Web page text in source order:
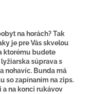
na horách? Tak
je pre Vás skvelou
ktorému budete
súprava s
nohavíc. Bunda má
so zapínaním na zips.
a na konci rukávov